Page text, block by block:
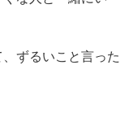
ずるいこと言った